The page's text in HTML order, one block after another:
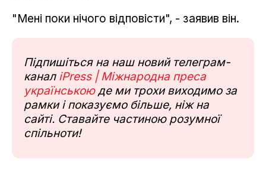
"Мені поки нічого відповісти", - заявив він.
Підпишіться на наш новий телеграм-
канал iPress | Міжнародна преса
українськоюде ми трохи виходимо за
рамки і показуємо більше, ніж на
сайті. Ставайте частиною розумної
спільноти!